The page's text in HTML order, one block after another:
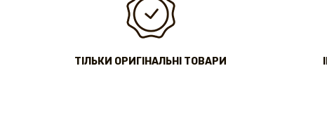
ТІЛЬКИ ОРИГІНАЛЬНІ ТОВАРИ